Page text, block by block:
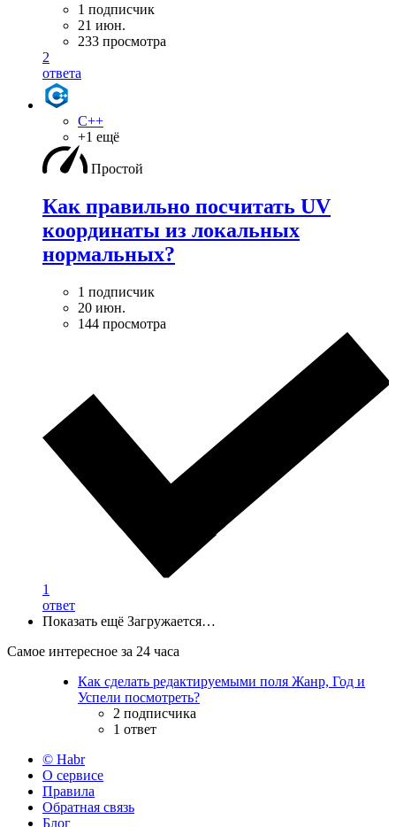
1 подписчик
21 июн.
233 просмотра
2
ответа
C++
+1 ещё
Простой
Как правильно посчитать UV
координаты из локальных
нормальных?
1 подписчик
20 июн.
144 просмотра
1
ответ
Показать ещё Загружается…
Самое интересное за 24 часа
Как сделать редактируемыми поля Жанр, Год и
Успели посмотреть?
2 подписчика
1 ответ
© Habr
О сервисе
Правила
Обратная связь
Блог